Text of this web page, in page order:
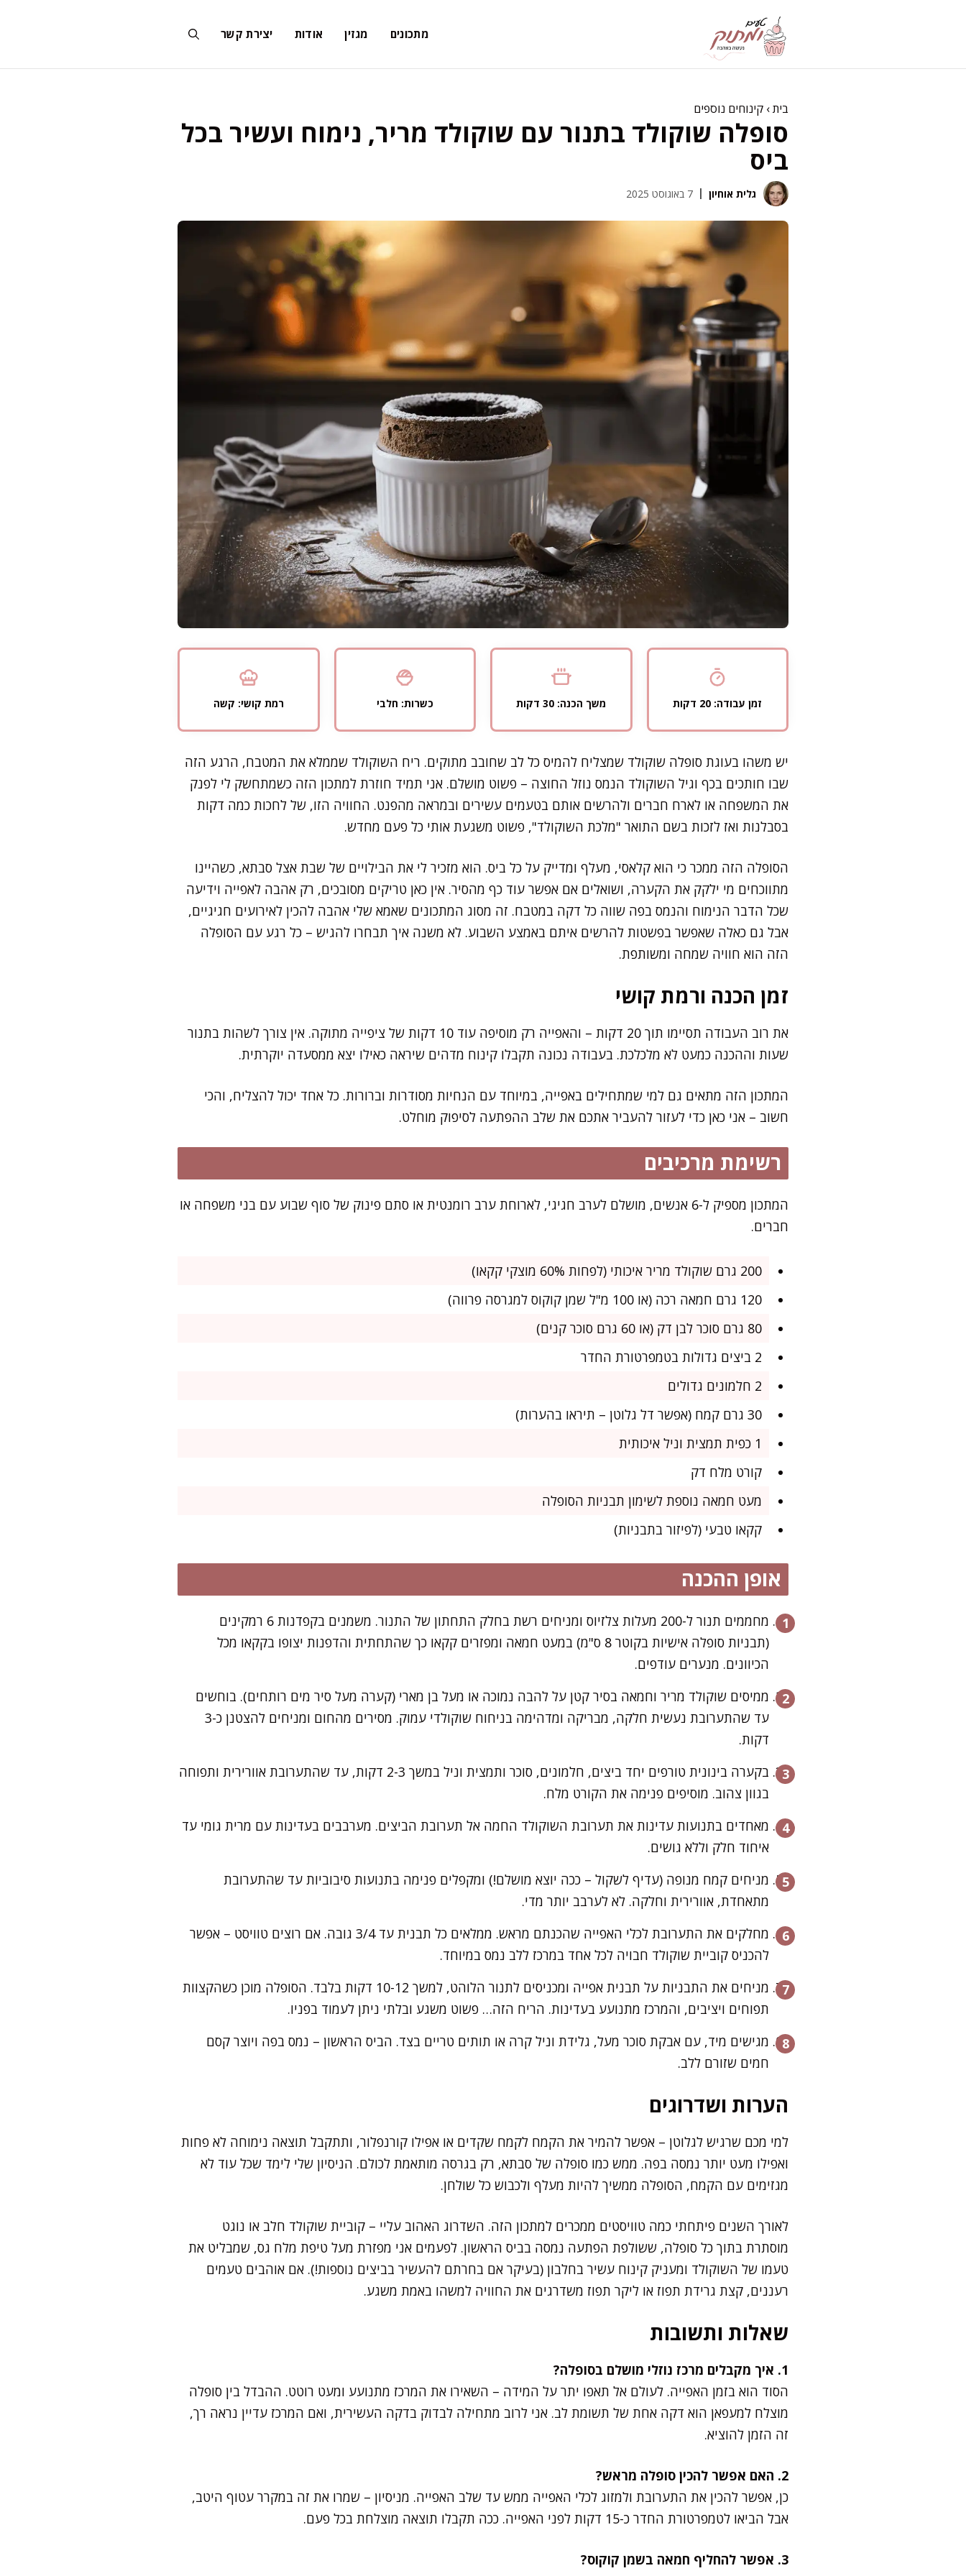
מתכונים מגזין אודות יצירת קשר
בית› קינוחים נוספים
סופלה שוקולד בתנור עם שוקולד מריר, נימוח ועשיר בכל
ביס
גלית אוחיון 7 באוגוסט 2025
זמן עבודה: 20 דקות משך הכנה: 30 דקות כשרות: חלבי רמת קושי: קשה
יש משהו בעוגת סופלה שוקולד שמצליח להמיס כל לב שחובב מתוקים. ריח השוקולד שממלא את המטבח, הרגע הזה
שבו חותכים בכף וגיל השוקולד הנמס נוזל החוצה – פשוט מושלם. אני תמיד חוזרת למתכון הזה כשמתחשק לי לפנק
את המשפחה או לארח חברים ולהרשים אותם בטעמים עשירים ובמראה מהפנט. החוויה הזו, של לחכות כמה דקות
בסבלנות ואז לזכות בשם התואר "מלכת השוקולד", פשוט משגעת אותי כל פעם מחדש.
הסופלה הזה ממכר כי הוא קלאסי, מעלף ומדייק על כל ביס. הוא מזכיר לי את הבילויים של שבת אצל סבתא, כשהיינו
מתווכחים מי ילקק את הקערה, ושואלים אם אפשר עוד כף מהסיר. אין כאן טריקים מסובכים, רק אהבה לאפייה וידיעה
שכל הדבר הנימוח והנמס בפה שווה כל דקה במטבח. זה מסוג המתכונים שאמא שלי אהבה להכין לאירועים חגיגיים,
אבל גם כאלה שאפשר בפשטות להרשים איתם באמצע השבוע. לא משנה איך תבחרו להגיש – כל רגע עם הסופלה
הזה הוא חוויה שמחה ומשותפת.
זמן הכנה ורמת קושי
את רוב העבודה תסיימו תוך 20 דקות – והאפייה רק מוסיפה עוד 10 דקות של ציפייה מתוקה. אין צורך לשהות בתנור
שעות וההכנה כמעט לא מלכלכת. בעבודה נכונה תקבלו קינוח מדהים שיראה כאילו יצא ממסעדה יוקרתית.
המתכון הזה מתאים גם למי שמתחילים באפייה, במיוחד עם הנחיות מסודרות וברורות. כל אחד יכול להצליח, והכי
חשוב – אני כאן כדי לעזור להעביר אתכם את שלב ההפתעה לסיפוק מוחלט.
רשימת מרכיבים
המתכון מספיק ל-6 אנשים, מושלם לערב חגיגי, לארוחת ערב רומנטית או סתם פינוק של סוף שבוע עם בני משפחה או
חברים.
200 גרם שוקולד מריר איכותי (לפחות 60% מוצקי קקאו)
120 גרם חמאה רכה (או 100 מ"ל שמן קוקוס למגרסה פרווה)
80 גרם סוכר לבן דק (או 60 גרם סוכר קנים)
2 ביצים גדולות בטמפרטורת החדר
2 חלמונים גדולים
30 גרם קמח (אפשר דל גלוטן – תיראו בהערות)
1 כפית תמצית וניל איכותית
קורט מלח דק
מעט חמאה נוספת לשימון תבניות הסופלה
קקאו טבעי (לפיזור בתבניות)
אופן ההכנה
מחממים תנור ל-200 מעלות צלזיוס ומניחים רשת בחלק התחתון של התנור. משמנים בקפדנות 6 רמקינים
(תבניות סופלה אישיות בקוטר 8 ס"מ) במעט חמאה ומפזרים קקאו כך שהתחתית והדפנות יצופו בקקאו מכל
הכיוונים. מנערים עודפים.
ממיסים שוקולד מריר וחמאה בסיר קטן על להבה נמוכה או מעל בן מארי (קערה מעל סיר מים רותחים). בוחשים
עד שהתערובת נעשית חלקה, מבריקה ומדהימה בניחוח שוקולדי עמוק. מסירים מהחום ומניחים להצטנן כ-3
דקות.
בקערה בינונית טורפים יחד ביצים, חלמונים, סוכר ותמצית וניל במשך 2-3 דקות, עד שהתערובת אוורירית ותפוחה
בגוון צהוב. מוסיפים פנימה את הקורט מלח.
מאחדים בתנועות עדינות את תערובת השוקולד החמה אל תערובת הביצים. מערבבים בעדינות עם מרית גומי עד
איחוד חלק וללא גושים.
מניחים קמח מנופה (עדיף לשקול – ככה יוצא מושלם!) ומקפלים פנימה בתנועות סיבוביות עד שהתערובת
מתאחדת, אוורירית וחלקה. לא לערבב יותר מדי.
מחלקים את התערובת לכלי האפייה שהכנתם מראש. ממלאים כל תבנית עד 3/4 גובה. אם רוצים טוויסט – אפשר
להכניס קוביית שוקולד חבויה לכל אחד במרכז ללב נמס במיוחד.
מניחים את התבניות על תבנית אפייה ומכניסים לתנור הלוהט, למשך 10-12 דקות בלבד. הסופלה מוכן כשהקצוות
תפוחים ויציבים, והמרכז מתנועע בעדינות. הריח הזה… פשוט משגע ובלתי ניתן לעמוד בפניו.
מגישים מיד, עם אבקת סוכר מעל, גלידת וניל קרה או תותים טריים בצד. הביס הראשון – נמס בפה ויוצר קסם
חמים שזורם ללב.
הערות ושדרוגים
למי מכם שרגיש לגלוטן – אפשר להמיר את הקמח לקמח שקדים או אפילו קורנפלור, ותתקבל תוצאה נימוחה לא פחות
ואפילו מעט יותר נמסה בפה. ממש כמו סופלה של סבתא, רק בגרסה מותאמת לכולם. הניסיון שלי לימד שכל עוד לא
מגזימים עם הקמח, הסופלה ממשיך להיות מעלף ולכבוש כל שולחן.
לאורך השנים פיתחתי כמה טוויסטים ממכרים למתכון הזה. השדרוג האהוב עליי – קוביית שוקולד חלב או נוגט
מוסתרת בתוך כל סופלה, ששולפת הפתעה נמסה בביס הראשון. לפעמים אני מפזרת מעל טיפת מלח גס, שמבליט את
טעמו של השוקולד ומעניק קינוח עשיר בחלבון (בעיקר אם בחרתם להעשיר בביצים נוספות!). אם אוהבים טעמים
רעננים, קצת גרידת תפוז או ליקר תפוז משדרגים את החוויה למשהו באמת משגע.
שאלות ותשובות
1. איך מקבלים מרכז נוזלי מושלם בסופלה?
הסוד הוא בזמן האפייה. לעולם אל תאפו יתר על המידה – השאירו את המרכז מתנועע ומעט רוטט. ההבדל בין סופלה
מוצלח למעפאן הוא דקה אחת של תשומת לב. אני לרוב מתחילה לבדוק בדקה העשירית, ואם המרכז עדיין נראה רך,
זה הזמן להוציא.
2. האם אפשר להכין סופלה מראש?
כן, אפשר להכין את התערובת ולמזוג לכלי האפייה ממש עד שלב האפייה. מניסיון – שמרו את זה במקרר עטוף היטב,
אבל הביאו לטמפרטורת החדר כ-15 דקות לפני האפייה. ככה תקבלו תוצאה מוצלחת בכל פעם.
3. אפשר להחליף חמאה בשמן קוקוס?